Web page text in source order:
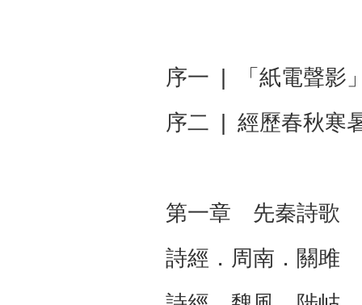
序一 | 「紙電聲
序二 | 經歷春秋
第一章 先秦
詩經．周南．